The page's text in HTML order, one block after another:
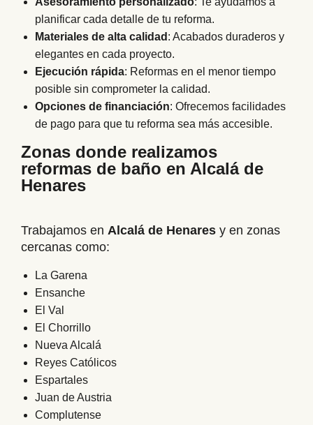
planificar cada detalle de tu reforma.
Materiales de alta calidad : Acabados duraderos y
elegantes en cada proyecto.
Ejecución rápida: Reformas en el menor tiempo
posible sin comprometer la calidad.
Opciones de financiación: Ofrecemos facilidades
de pago para que tu reforma sea más accesible.
Zonas donde realizamos
reformas de baño en Alcalá de
Henares
Trabajamos en Alcalá de Henares y en zonas
cercanas como:
La Garena
Ensanche
El Val
El Chorrillo
Nueva Alcalá
Reyes Católicos
Espartales
Juan de Austria
Complutense